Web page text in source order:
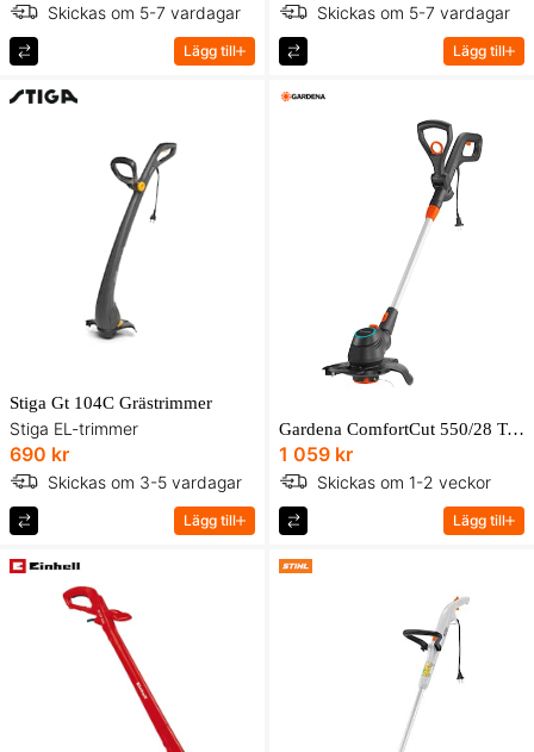
Skickas om 5-7 vardagar
Lägg till
Skickas om 5-7 vardagar
Lägg till
Stiga Gt 104C Grästrimmer
Stiga EL-trimmer
690 kr
Skickas om 3-5 vardagar
Lägg till
Gardena ComfortCut 550/28 Turbo Trimmer
1 059 kr
Skickas om 1-2 veckor
Lägg till